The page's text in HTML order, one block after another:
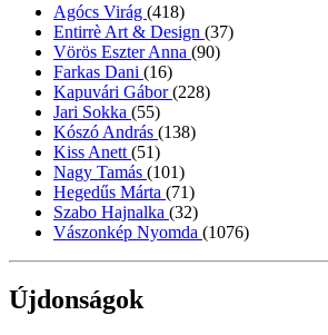
Agócs Virág (418)
Entirrè Art & Design (37)
Vörös Eszter Anna (90)
Farkas Dani (16)
Kapuvári Gábor(228)
Jari Sokka (55)
Kószó András (138)
Kiss Anett (51)
Nagy Tamás (101)
Hegedűs Márta (71)
Szabo Hajnalka (32)
Vászonkép Nyomda (1076)
Újdonságok